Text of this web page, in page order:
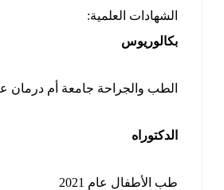
الشهادات العلمية:
بكالوريوس
الطب والجراحة جامعة أم درمان عام
الدكتوراه
طب الأطفال عام 2021